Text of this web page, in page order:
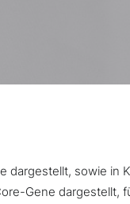
dargestellt, sowie
Gene dargestellt,